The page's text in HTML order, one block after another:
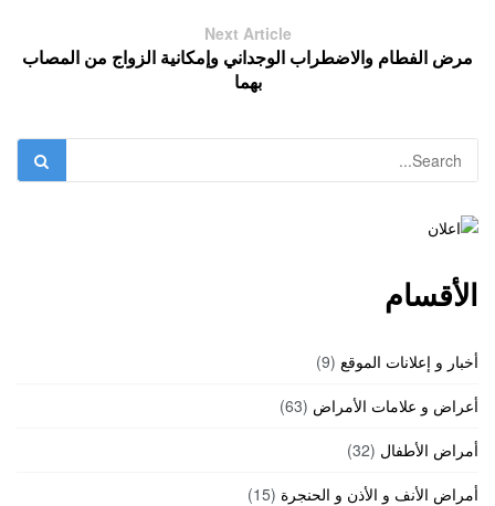
Next Article
مرض الفطام والاضطراب الوجداني وإمكانية الزواج من المصاب
بهما
الأقسام
أخبار و إعلانات الموقع (9)
أعراض و علامات الأمراض (63)
أمراض الأطفال (32)
أمراض الأنف و الأذن و الحنجرة (15)